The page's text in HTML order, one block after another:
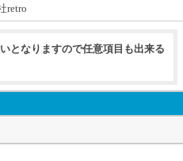
retro
となりますので任意項目も出来る